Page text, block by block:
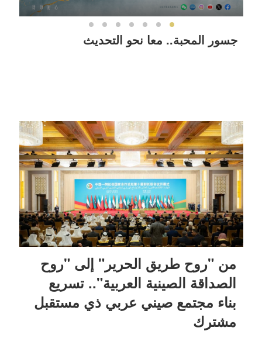
جسور المحبة.. معا نحو التحديث
من "روح طريق الحرير" إلى "روح
الصداقة الصينية العربية".. تسريع
بناء مجتمع صيني عربي ذي مستقبل
مشترك